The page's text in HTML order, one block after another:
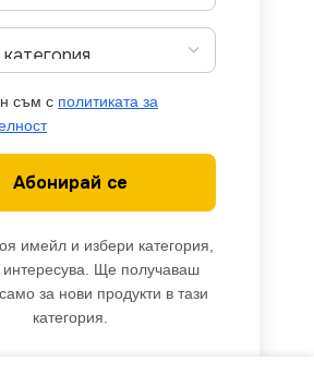
съм с политиката за
Абонирай се
имейл и избери категория,
интересува. Ще получаваш
за нови продукти в тази
категория.